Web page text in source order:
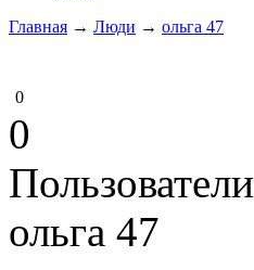
Главная → Люди → ольга 47
0
0
Пользователи
ольга 47